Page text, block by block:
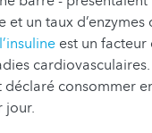
et un taux
l’insuline est un
consommer
jour.